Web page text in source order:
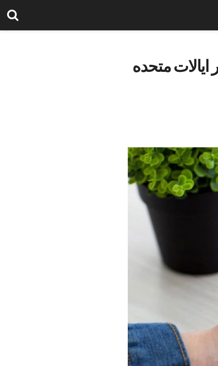
تا سال 2025 در سراسر ایالات متحده